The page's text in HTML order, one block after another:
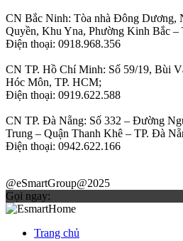
CN Bắc Ninh: Tòa nhà Đông Dương,
Quyền, Khu Yna, Phường Kinh Bắc –
Điện thoại: 0918.968.356
CN TP. Hồ Chí Minh: Số 59/19, Bùi
Hóc Môn, TP. HCM;
Điện thoại: 0919.622.588
CN TP. Đà Nẵng: Số 332 – Đường
Trung – Quận Thanh Khê – TP. Đà
Điện thoại: 0942.622.166
@eSmartGroup@2025
Gọi ngay:
Trang chủ